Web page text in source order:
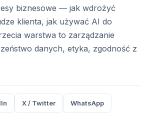
biznesowe — jak wdrożyć
klienta, jak używać AI do
warstwa to zarządzanie
danych, etyka, zgodność z
X / Twitter WhatsApp